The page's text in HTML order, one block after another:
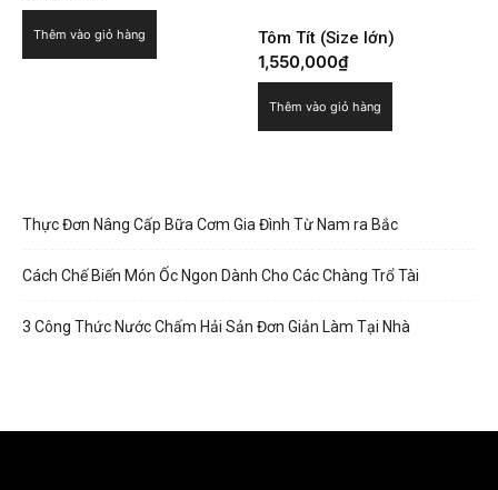
Thêm vào giỏ hàng Tôm Tít (Size lớn)
1,550,000₫
Thêm vào giỏ hàng
Thực Đơn Nâng Cấp Bữa Cơm Gia Đình Từ Nam ra Bắc
Cách Chế Biến Món Ốc Ngon Dành Cho Các Chàng Trổ Tài
3 Công Thức Nước Chấm Hải Sản Đơn Giản Làm Tại Nhà